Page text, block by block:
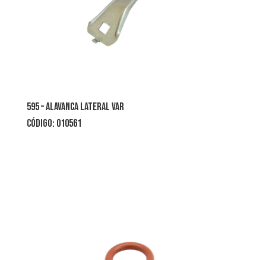
595 – alavanca lateral var
CÓDIGO: 010561